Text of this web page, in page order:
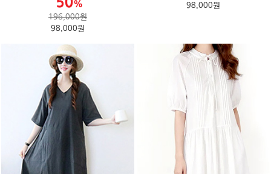
196,000원
98,000원
98,000원